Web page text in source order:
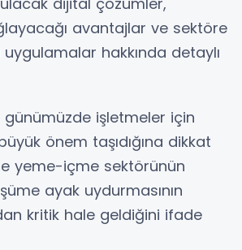
avantajlar ve sektöre
hakkında detaylı
günümüzde işletmeler için
önem taşıdığına dikkat
yeme-içme sektörünün
ayak uydurmasının
kritik hale geldiğini ifade